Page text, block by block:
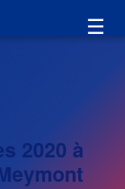
☰
2020 à